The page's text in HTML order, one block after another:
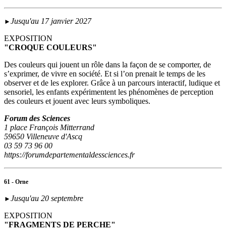
► Jusqu'au 17 janvier 2027
EXPOSITION
"CROQUE COULEURS"
Des couleurs qui jouent un rôle dans la façon de se comporter, de
s’exprimer, de vivre en société. Et si l’on prenait le temps de les
observer et de les explorer. Grâce à un parcours interactif, ludique et
sensoriel, les enfants expérimentent les phénomènes de perception
des couleurs et jouent avec leurs symboliques.
Forum des Sciences
1 place François Mitterrand
59650 Villeneuve d'Ascq
03 59 73 96 00
https://forumdepartementaldessciences.fr
61 - Orne
► Jusqu'au 20 septembre
EXPOSITION
"FRAGMENTS DE PERCHE"